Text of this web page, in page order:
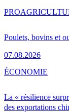
Poulets, bovins et
07.08.2026
PRO
La « résilience
des exportations
ÉCONOMIE